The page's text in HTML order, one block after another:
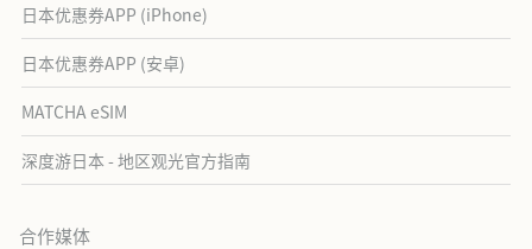
日本优惠券APP (iPhone)
日本优惠券APP (安卓)
MATCHA eSIM
深度游日本 - 地区观光官方指南
合作媒体